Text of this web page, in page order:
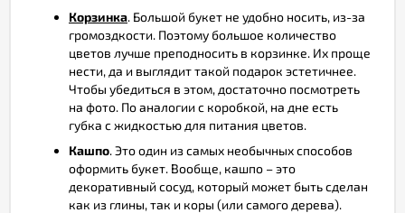
Корзинка. Большой букет не удобно носить, из-за
громоздкости. Поэтому большое количество
цветов лучше преподносить в корзинке. Их проще
нести, да и выглядит такой подарок эстетичнее.
Чтобы убедиться в этом, достаточно посмотреть
на фото. По аналогии с коробкой, на дне есть
губка с жидкостью для питания цветов.
Кашпо. Это один из самых необычных способов
оформить букет. Вообще, кашпо – это
декоративный сосуд, который может быть сделан
как из глины, так и коры (или самого дерева).